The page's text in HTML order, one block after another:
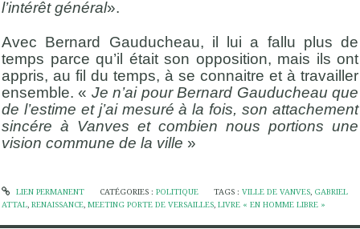
l’intérêt général».
Avec Bernard Gauducheau, il lui a fallu plus de
temps parce qu’il était son opposition, mais ils ont
appris, au fil du temps, à se connaitre et à travailler
ensemble. « Je n’ai pour Bernard Gauducheau que
de l’estime et j’ai mesuré à la fois, son attachement
sincére à Vanves et combien nous portions une
vision commune de la ville »
LIEN PERMANENT CATÉGORIES : POLITIQUE TAGS :VILLE DE VANVES, GABRIEL
ATTAL, RENAISSANCE, MEETING PORTE DE VERSAILLES, LIVRE « EN HOMME LIBRE »